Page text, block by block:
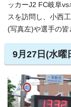
ッカーJ2 FC岐阜
スを訪問し、小西
(写真左)や選手の皆
9月27日(水